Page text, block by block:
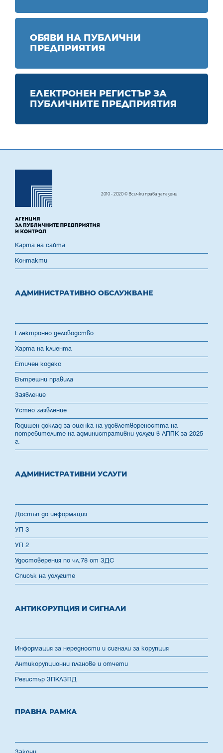
ОБЯВИ НА ПУБЛИЧНИ
ПРЕДПРИЯТИЯ
ЕЛЕКТРОНЕН РЕГИСТЪР ЗА
ПУБЛИЧНИТЕ ПРЕДПРИЯТИЯ
2010 - 2020 © Всички права запазени
Карта на сайта
Контакти
АДМИНИСТРАТИВНО ОБСЛУЖВАНЕ
Електронно деловодство
Харта на клиента
Етичен кодекс
Вътрешни правила
Заявление
Устно заявление
Годишен доклад за оценка на удовлетвореността на
потребителите на административни услуги в АППК за 2025
г.
АДМИНИСТРАТИВНИ УСЛУГИ
Достъп до информация
УП 3
УП 2
Удостоверения по чл.78 от ЗДС
Списък на услугите
АНТИКОРУПЦИЯ И СИГНАЛИ
Информация за нередности и сигнали за корупция
Антикорупционни планове и отчети
Регистър ЗПКЛЗПД
ПРАВНА РАМКА